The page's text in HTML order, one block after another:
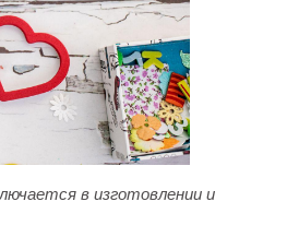
в изготовлении и